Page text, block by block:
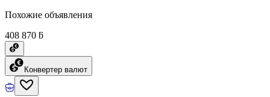
Похожие объявления
408 870 ƃ
Конвертер валют